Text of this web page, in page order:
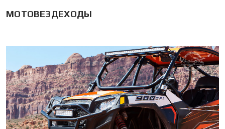
МОТОВЕЗДЕХОДЫ